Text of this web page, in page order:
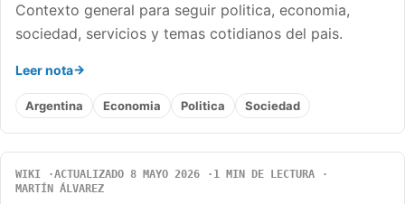
Contexto general para seguir politica, economia,
sociedad, servicios y temas cotidianos del pais.
Leer nota
Argentina Economia Politica Sociedad
WIKI ACTUALIZADO 8 MAYO 2026
1 MIN DE LECTURA
MARTÍN ÁLVAREZ